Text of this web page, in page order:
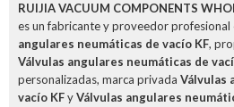
RUIJIA VACUUM COMPONENTS
es un fabricante y proveedor profesional
angulares neumáticas de vacío KF,
Válvulas angulares neumáticas de
personalizadas, marca privada Válvulas
vacío KFyVálvulas angulares